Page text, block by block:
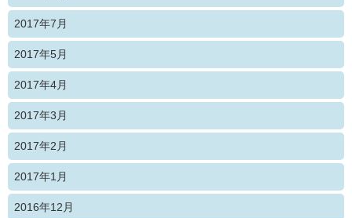
2017年7月
2017年5月
2017年4月
2017年3月
2017年2月
2017年1月
2016年12月